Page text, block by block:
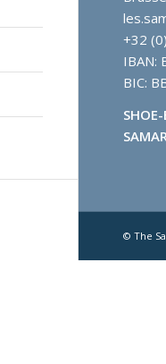
+32
IBAN:
BIC:
© The